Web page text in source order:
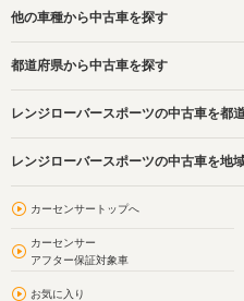
他の車種から中古車を探す
都道府県から中古車を探す
レンジローバースポーツの中古車を都
レンジローバースポーツの中古車を地
カーセンサートップへ
カーセンサー
アフター保証対象車
お気に入り